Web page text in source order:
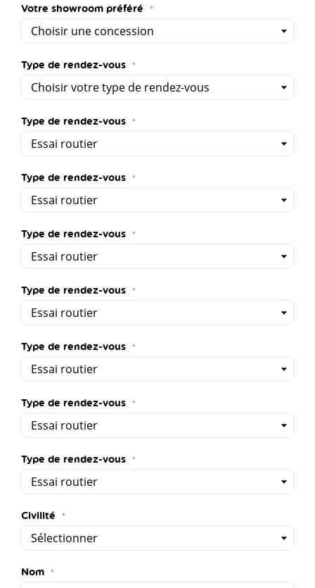
Votre showroom préféré
Type de rendez-vous
Type de rendez-vous
Type de rendez-vous
Type de rendez-vous
Type de rendez-vous
Type de rendez-vous
Type de rendez-vous
Type de rendez-vous
Civilité
Nom